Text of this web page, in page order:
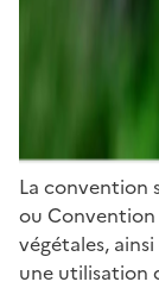
La convention
ou
végétales,
une utilisation